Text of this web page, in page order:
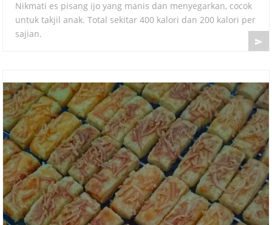
Nikmati es pisang ijo yang manis dan menyegarkan, cocok
untuk takjil anak. Total sekitar 400 kalori dan 200 kalori per
sajian.
